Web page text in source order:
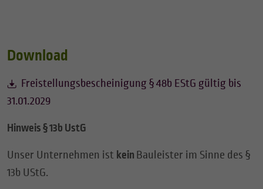
Download
Freistellungsbescheinigung § 48b EStG gültig bis
31.01.2029
Hinweis § 13b UstG
Unser Unternehmen ist kein Bauleister im Sinne des §
13b UStG.